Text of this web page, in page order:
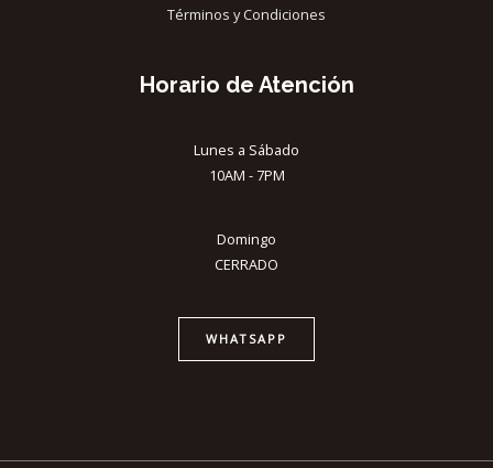
Términos y Condiciones
Horario de Atención
Lunes a Sábado
10AM - 7PM
Domingo
CERRADO
WHATSAPP